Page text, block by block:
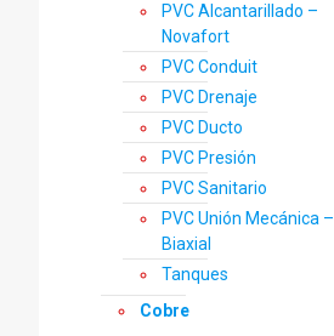
PVC Alcantarillado –
Novafort
PVC Conduit
PVC Drenaje
PVC Ducto
PVC Presión
PVC Sanitario
PVC Unión Mecánica –
Biaxial
Tanques
Cobre